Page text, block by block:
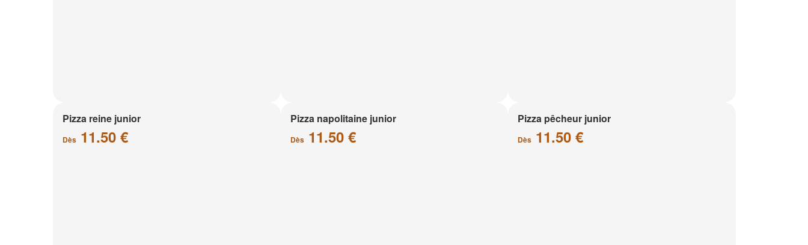
Pizza reine junior
Dès 11.50 €
Pizza napolitaine junior
Dès11.50 €
Pizza pêcheur junior
Dès 11.50 €